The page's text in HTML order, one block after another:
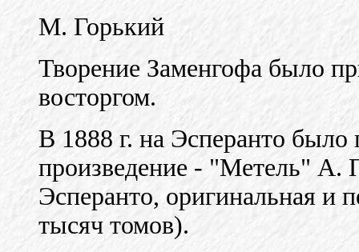
М. Горький
Творение Заменгофа было
восторгом.
В 1888 г. на Эсперанто было
произведение - "Метель" А.
Эсперанто, оригинальная и
тысяч томов).